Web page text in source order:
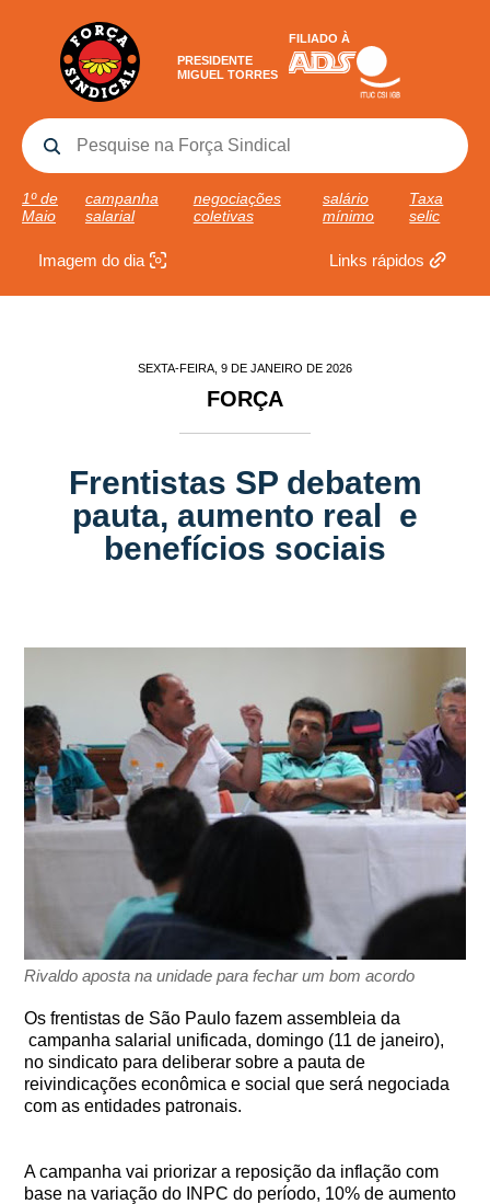
PRESIDENTE
MIGUEL TORRES
FILIADO À
1º de
Maio
campanha
salarial
negociações
coletivas
salário
mínimo
Taxa
selic
Imagem do dia Links rápidos
SEXTA-FEIRA, 9 DE JANEIRO DE 2026
FORÇA
Frentistas SP debatem
pauta, aumento real e
benefícios sociais
Rivaldo aposta na unidade para fechar um bom acordo
Os frentistas de São Paulo fazem assembleia da
campanha salarial unificada, domingo (11 de janeiro),
no sindicato para deliberar sobre a pauta de
reivindicações econômica e social que será negociada
com as entidades patronais.
A campanha vai priorizar a reposição da inflação com
base na variação do INPC do período, 10% de aumento